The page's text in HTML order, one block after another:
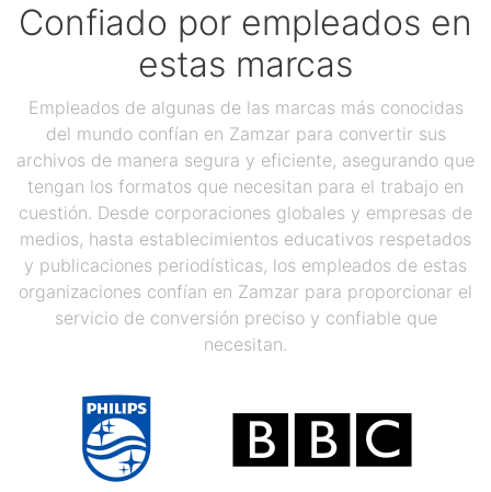
Confiado por empleados en
estas marcas
Empleados de algunas de las marcas más conocidas
del mundo confían en Zamzar para convertir sus
archivos de manera segura y eficiente, asegurando que
tengan los formatos que necesitan para el trabajo en
cuestión. Desde corporaciones globales y empresas de
medios, hasta establecimientos educativos respetados
y publicaciones periodísticas, los empleados de estas
organizaciones confían en Zamzar para proporcionar el
servicio de conversión preciso y confiable que
necesitan.